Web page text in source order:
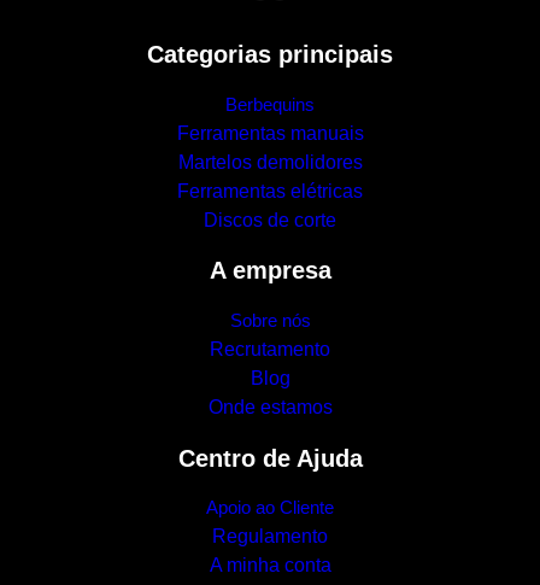
Categorias principais
Berbequins
Ferramentas manuais
Martelos demolidores
Ferramentas elétricas
Discos de corte
A empresa
Sobre nós
Recrutamento
Blog
Onde estamos
Centro de Ajuda
Apoio ao Cliente
Regulamento
A minha conta